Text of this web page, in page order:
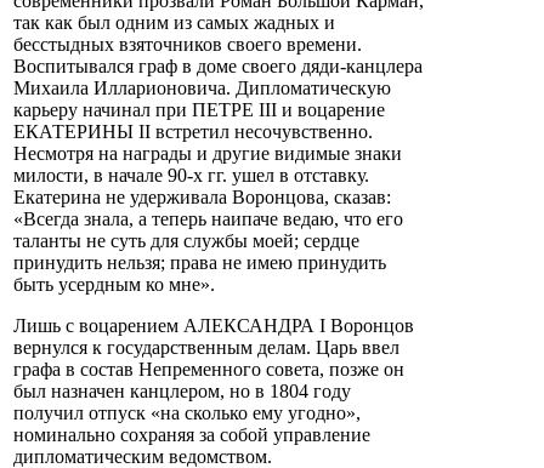
так как был одним из самых жадных и
бесстыдных взяточников своего времени.
Воспитывался граф в доме своего дяди-канцлера
Михаила Илларионовича. Дипломатическую
карьеру начинал при ПЕТРЕ III и воцарение
ЕКАТЕРИНЫ II встретил несочувственно.
Несмотря на награды и другие видимые знаки
милости, в начале 90-х гг. ушел в отставку.
Екатерина не удерживала Воронцова, сказав:
«Всегда знала, а теперь наипаче ведаю, что его
таланты не суть для службы моей; сердце
принудить нельзя; права не имею принудить
быть усердным ко мне».
Лишь с воцарением АЛЕКСАНДРА I Воронцов
вернулся к государственным делам. Царь ввел
графа в состав Непременного совета, позже он
был назначен канцлером, но в 1804 году
получил отпуск «на сколько ему угодно»,
номинально сохраняя за собой управление
дипломатическим ведомством.